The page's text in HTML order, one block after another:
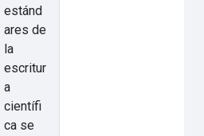
estánd
ares de
la
escritur
a
científi
ca se